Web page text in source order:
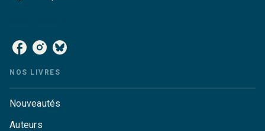
NOS LIVRES
Nouveautés
Auteurs